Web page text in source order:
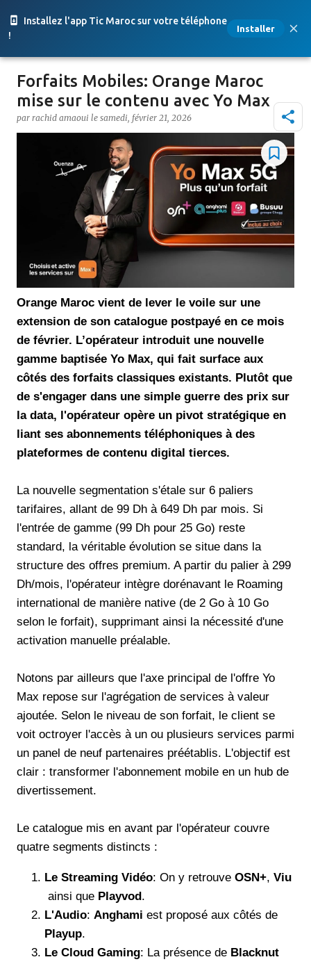
Installez l'app Tic Maroc sur votre téléphone
!
Installer
Accéder au contenu principal
Forfaits Mobiles: Orange Maroc
mise sur le contenu avec Yo Max
par rachid amaoui le samedi, février 21, 2026
Orange Maroc vient de lever le voile sur une
extension de son catalogue postpayé en ce mois
de février. L’opérateur introduit une nouvelle
gamme baptisée Yo Max, qui fait surface aux
côtés des forfaits classiques existants. Plutôt que
de s'engager dans une simple guerre des prix sur
la data, l'opérateur opère un pivot stratégique en
liant ses abonnements téléphoniques à des
plateformes de contenu digital tierces.
La nouvelle segmentation s'étale sur 6 paliers
tarifaires, allant de 99 Dh à 649 Dh par mois. Si
l'entrée de gamme (99 Dh pour 25 Go) reste
standard, la véritable évolution se situe dans la
structure des offres premium. A partir du palier à 299
Dh/mois, l'opérateur intègre dorénavant le Roaming
international de manière native (de 2 Go à 10 Go
selon le forfait), supprimant ainsi la nécessité d'une
activation manuelle préalable.
Notons par ailleurs que l'axe principal de l'offre Yo
Max repose sur l'agrégation de services à valeur
ajoutée. Selon le niveau de son forfait, le client se
voit octroyer l'accès à un ou plusieurs services parmi
un panel de neuf partenaires préétablis. L'objectif est
clair : transformer l'abonnement mobile en un hub de
divertissement.
Le catalogue mis en avant par l'opérateur couvre
quatre segments distincts :
Le Streaming Vidéo: On y retrouve OSN+, Viu
ainsi que Playvod .
L'Audio: Anghami est proposé aux côtés de
Playup.
Le Cloud Gaming: La présence de Blacknut